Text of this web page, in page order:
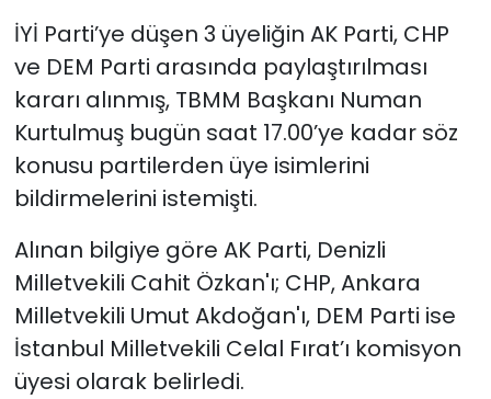
İYİ Parti’ye düşen 3 üyeliğin AK Parti, CHP
ve DEM Parti arasında paylaştırılması
kararı alınmış, TBMM Başkanı Numan
Kurtulmuş bugün saat 17.00’ye kadar söz
konusu partilerden üye isimlerini
bildirmelerini istemişti.
Alınan bilgiye göre AK Parti, Denizli
Milletvekili Cahit Özkan'ı; CHP, Ankara
Milletvekili Umut Akdoğan'ı, DEM Parti ise
İstanbul Milletvekili Celal Fırat’ı komisyon
üyesi olarak belirledi.